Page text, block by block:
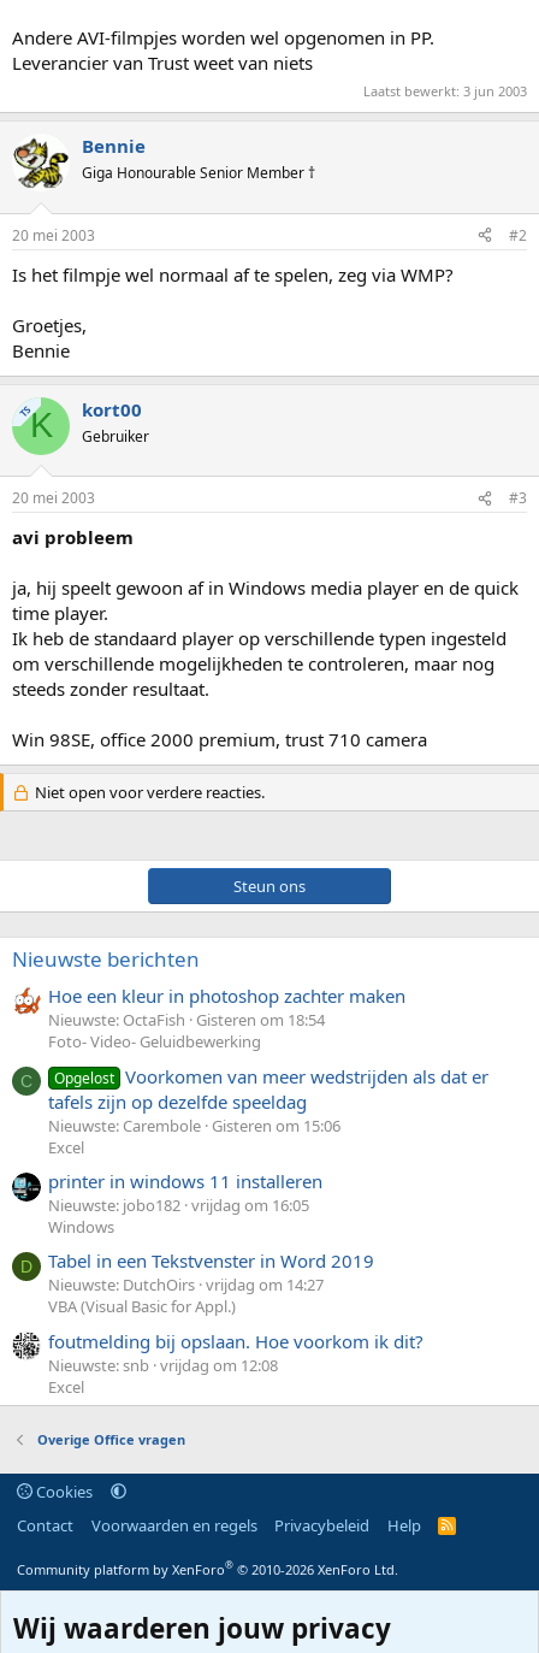
Andere AVI-filmpjes worden wel opgenomen in PP.
Leverancier van Trust weet van niets
Laatst bewerkt: 3 jun 2003
Bennie
Giga Honourable Senior Member †
20 mei 2003 #2
Is het filmpje wel normaal af te spelen, zeg via WMP?
Groetjes,
Bennie
TSK kort00
Gebruiker
20 mei 2003 #3
avi probleem
ja, hij speelt gewoon af in Windows media player en de quick
time player.
Ik heb de standaard player op verschillende typen ingesteld
om verschillende mogelijkheden te controleren, maar nog
steeds zonder resultaat.
Win 98SE, office 2000 premium, trust 710 camera
Niet open voor verdere reacties.
Steun ons
Nieuwste berichten
Hoe een kleur in photoshop zachter maken
Nieuwste: OctaFish
Gisteren om 18:54
Foto- Video- Geluidbewerking
C Opgelost Voorkomen van meer wedstrijden als dat er
tafels zijn op dezelfde speeldag
Nieuwste: Carembole Gisteren om 15:06
Excel
printer in windows 11 installeren
Nieuwste: jobo182 vrijdag om 16:05
Windows
D Tabel in een Tekstvenster in Word 2019
Nieuwste: DutchOirs vrijdag om 14:27
VBA (Visual Basic for Appl.)
foutmelding bij opslaan. Hoe voorkom ik dit?
Nieuwste: snb vrijdag om 12:08
Excel
Overige Office vragen
Cookies
Contact
Voorwaarden en regels Privacybeleid Help
R
S
Community platform by XenForo® © 2010-2026 XenForo Ltd.
Wij waarderen jouw privacy